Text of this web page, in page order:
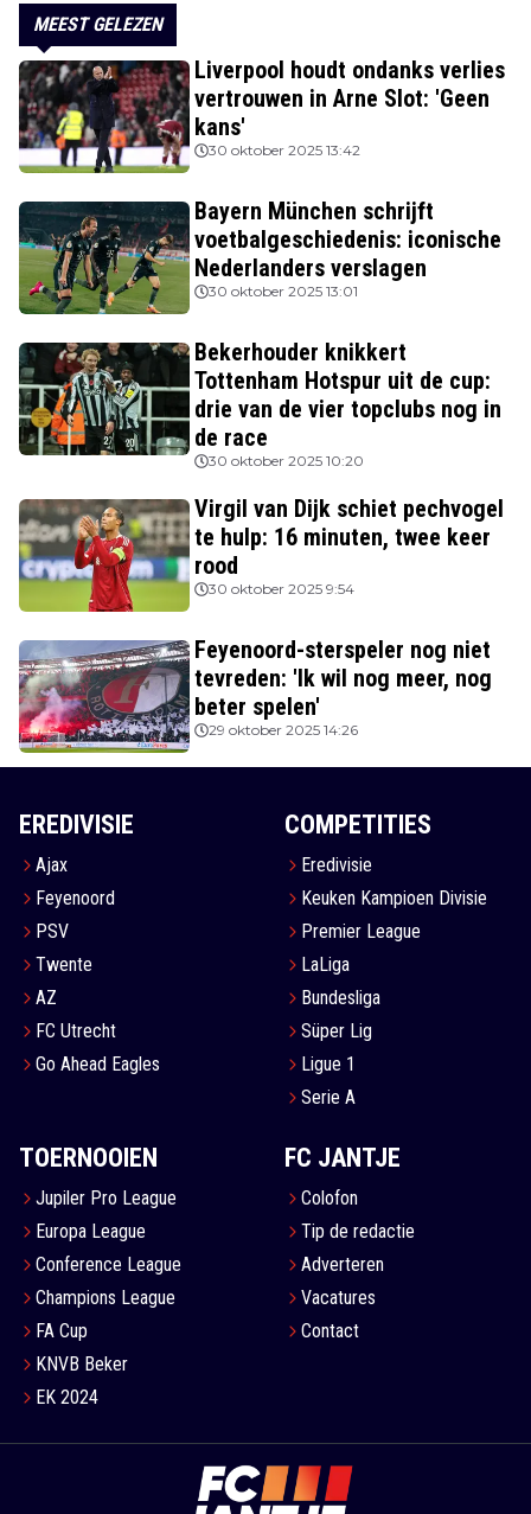
MEEST GELEZEN
Liverpool houdt ondanks verlies
vertrouwen in Arne Slot: 'Geen
kans'
30 oktober 2025 13:42
Bayern München schrijft
voetbalgeschiedenis: iconische
Nederlanders verslagen
30 oktober 2025 13:01
Bekerhouder knikkert
Tottenham Hotspur uit de cup:
drie van de vier topclubs nog in
de race
30 oktober 2025 10:20
Virgil van Dijk schiet pechvogel
te hulp: 16 minuten, twee keer
rood
30 oktober 2025 9:54
Feyenoord-sterspeler nog niet
tevreden: 'Ik wil nog meer, nog
beter spelen'
29 oktober 2025 14:26
EREDIVISIE
Ajax
Feyenoord
PSV
Twente
AZ
FC Utrecht
Go Ahead Eagles
COMPETITIES
Eredivisie
Keuken Kampioen Divisie
Premier League
LaLiga
Bundesliga
Süper Lig
Ligue 1
Serie A
TOERNOOIEN
Jupiler Pro League
Europa League
Conference League
Champions League
FA Cup
KNVB Beker
EK 2024
FC JANTJE
Colofon
Tip de redactie
Adverteren
Vacatures
Contact